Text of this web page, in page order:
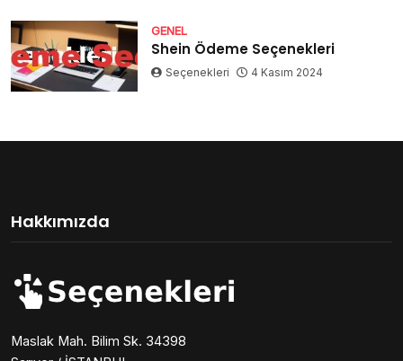
GENEL
Shein Ödeme Seçenekleri
Seçenekleri 4 Kasım 2024
Hakkımızda
Maslak Mah. Bilim Sk. 34398